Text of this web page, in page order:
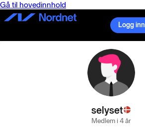
Gå til hovedinnhold
Logg inn
selyset
Medlem i 4 år